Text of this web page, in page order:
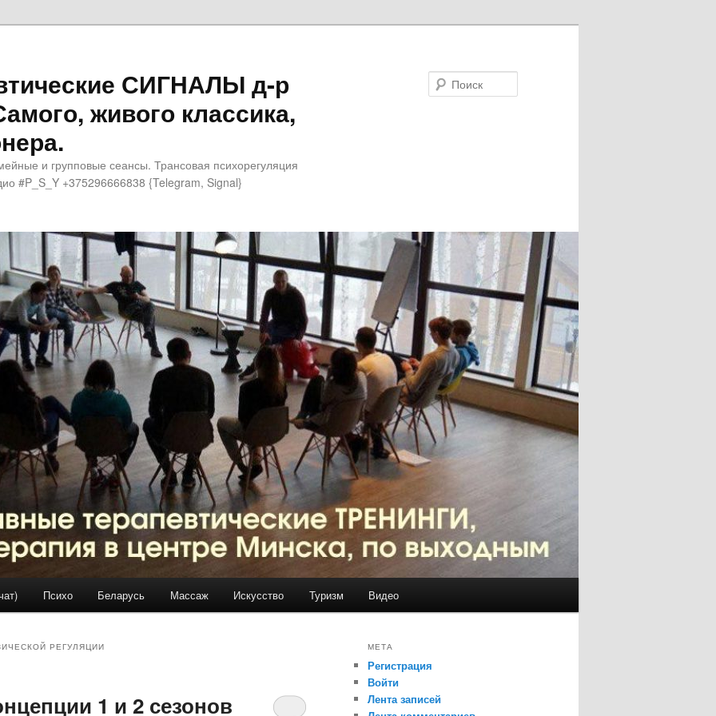
СИГНАЛЫ д-р
живого классика,
и групповые сеансы. Трансовая психорегуляция
#P_S_Y +375296666838 {Telegram, Signal}
Психо Беларусь Массаж Искусство Туризм Видео
РЕГУЛЯЦИИ
1 и 2 сезонов
МЕТА
Регистрация
Войти
Лента записей